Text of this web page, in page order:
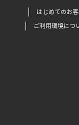
はじめてのお
ご利用環境につ